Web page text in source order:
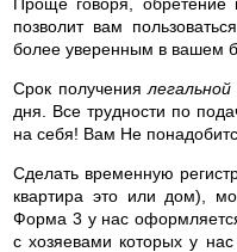
позволит вам
более уверенным в вашем
Срок получения
дня. Все трудности по
на себя! Вам Не
Сделать временную
квартира это или дом),
Форма 3 у нас
с хозяевами которых у